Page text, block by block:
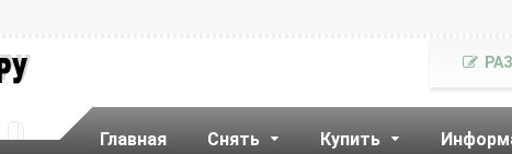
Главная Снять Купить